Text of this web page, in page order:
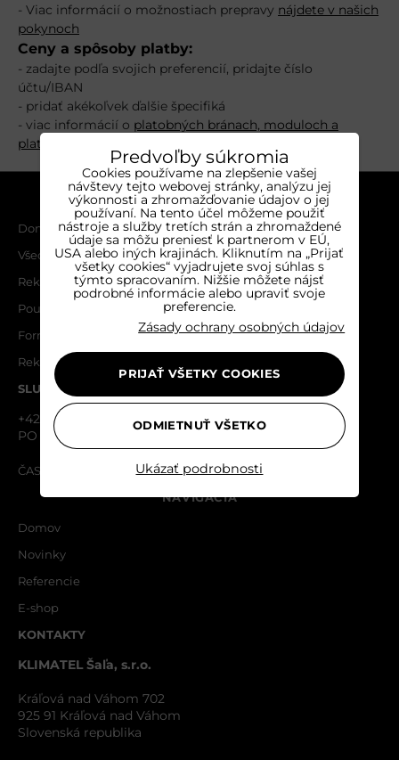
- Viac informácií o možnostiach prepravy nájdete v našich
pokynoch
Ceny a spôsoby platby:
- zadajte podľa svojich preferencií, pridajte číslo
účtu/IBAN
- pridať akékoľvek ďalšie špecifiká
- viac informácií o platobných bránach, moduloch a
platobných systémoch v ByznysWeb.cz
INFORMÁCIE
Domov
Všeobecné obchodné podmienky
Reklamačný poriadok
Poučenie o ochrane osobných údajov a používaní cookies
Formulár na odstúpenie od zmluvy
Reklamačný formulár
SLUŽBY ZÁKAZNÍKOM
+421 910 870 087
PO - PIA 08:30 - 16:00
ČASTO KLADENÉ OTÁZKY
NAVIGÁCIA
Domov
Novinky
Referencie
E-shop
KONTAKTY
KLIMATEL Šaľa, s.r.o.
Kráľová nad Váhom 702
925 91 Kráľová nad Váhom
Slovenská republika
Predvoľby súkromia
Cookies používame na zlepšenie vašej
návštevy tejto webovej stránky, analýzu jej
výkonnosti a zhromažďovanie údajov o jej
používaní. Na tento účel môžeme použiť
nástroje a služby tretích strán a zhromaždené
údaje sa môžu preniesť k partnerom v EÚ,
USA alebo iných krajinách. Kliknutím na „Prijať
všetky cookies“ vyjadrujete svoj súhlas s
týmto spracovaním. Nižšie môžete nájsť
podrobné informácie alebo upraviť svoje
preferencie.
Zásady ochrany osobných údajov
Ukázať podrobnosti
PRIJAŤ VŠETKY COOKIES
ODMIETNUŤ VŠETKO